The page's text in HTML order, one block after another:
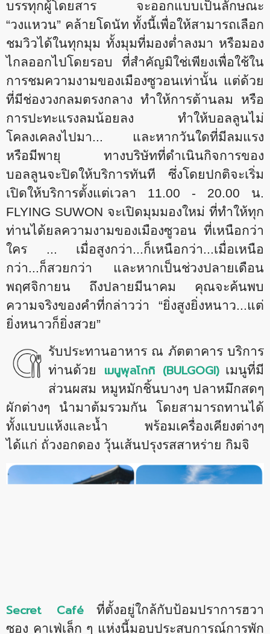
บรรทุกผู้โดยสาร จะออกแบบเป็นลักษณะ
“วงแหวน” คล้ายโดนัท ทั้งนี้เพื่อให้สามารถเลือก
ชมวิวได้ในทุกมุม ทั้งมุมที่มองต่ำลงมา หรือมอง
ไกลออกไปโดยรอบ ที่สำคัญมิใช่เพียงเพื่อใช้ใน
การชมความงามของเมืองซูวอนเท่านั้น แต่ด้วย
ที่มีช่องวงกลมตรงกลาง ทำให้การต้านลม หรือ
การปะทะแรงลมน้อยลง ทำให้บอลลูนไม่
โคลงเคลงไปมา... และหากวันใดที่มีลมแรง
หรือมีพายุ ทางบริษัทที่ดำเนินกิจการของ
บอลลูนจะปิดให้บริการทันที ซึ่งโดยปกติจะเริ่ม
เปิดให้บริการตั้งแต่เวลา 11.00 - 20.00 น.
FLYING SUWON จะเปิดมุมมองใหม่ ที่ทำให้ทุก
ท่านได้ยลความงามของเมืองซูวอน ที่เหนือกว่า
ใคร ... เมื่อสูงกว่า...ก็เหนือกว่า...เมื่อเหนือ
กว่า...ก็สวยกว่า และหากเป็นช่วงปลายเดือน
พฤศจิกายน ถึงปลายมีนาคม คุณจะค้นพบ
ความจริงของคำที่กล่าวว่า “ยิ่งสูงยิ่งหนาว...แต่
ยิ่งหนาวก็ยิ่งสวย”
รับประทานอาหาร ณ ภัตตาคาร บริการ
ท่านด้วย เมนูพุลโกกิ (BULGOGI) เมนูที่มี
ส่วนผสม หมูหมักชิ้นบางๆ ปลาหมึกสดๆ
ผักต่างๆ นำมาต้มรวมกัน โดยสามารถทานได้
ทั้งแบบแห้งและน้ำ พร้อมเครื่องเคียงต่างๆ
ได้แก่ ถั่วงอกดอง วุ้นเส้นปรุงรสสาหร่าย กิมจิ
Secret Café
ที่ตั้งอยู่ใกล้กับป้อมปราการฮวา
ซอง คาเฟ่เล็ก ๆ แห่งนี้มอบประสบการณ์การพัก